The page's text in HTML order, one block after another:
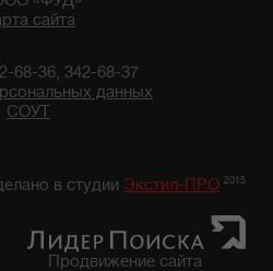
сайта
68-36, 342-68-37
данных
СОУТ
в студии Экстил-ПРО 2015
Продвижение сайта